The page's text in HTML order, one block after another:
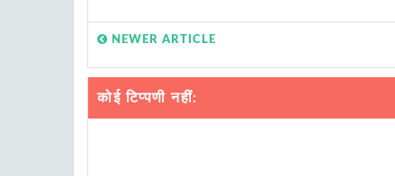
NEWER ARTICLE
कोई टिप्पणी नहीं: